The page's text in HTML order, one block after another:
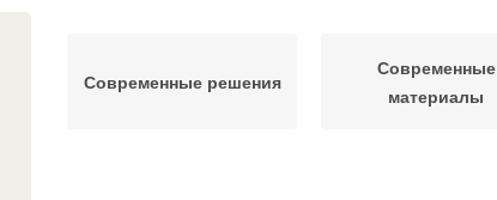
Современные решения
Современные
материалы